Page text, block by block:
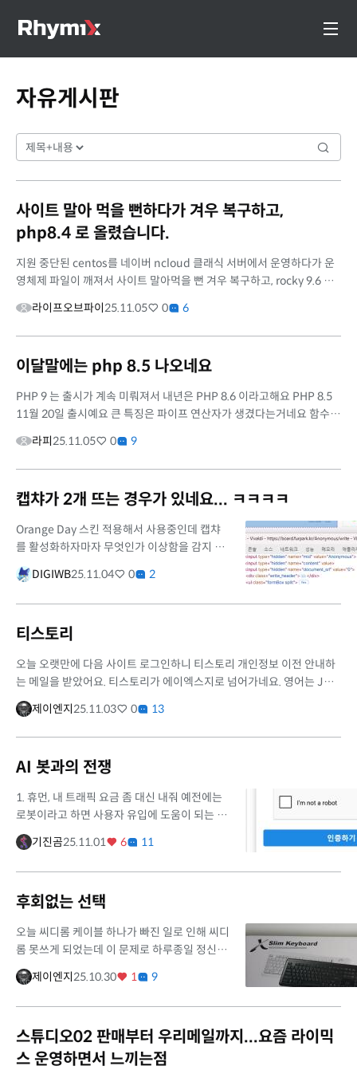
자유게시판
사이트 말아 먹을 뻔하다가 겨우 복구하고,
php8.4 로 올렸습니다.
지원 중단된 centos를 네이버 ncloud 클래식 서버에서 운영하다가 운
영체제 파일이 깨져서 사이트 말아먹을 뻔 겨우 복구하고, rocky 9.6 으
먼...
라이프오브파이25.11.05 0 6
이달말에는 php 8.5 나오네요
PHP 9 는 출시가 계속 미뤄져서 내년은 PHP 8.6 이라고해요 PHP 8.5
11월 20일 출시예요 큰 특징은 파이프 연산자가 생겼다는거네요 함수형
string. '; ...
라피25.11.05 0 9
캡챠가 2개 뜨는 경우가 있네요... ㅋㅋㅋㅋ
Orange Day 스킨 적용해서 사용중인데 캡챠
를 활성화하자마자 무엇인가 이상함을 감지 2
개가 떠 주시네요 ㅋㅋㅋㅋㅋ;; 캡챠 적용전에
이미 주의사항을 봐뒀기에 스킨 파일을 직접 수
DIGIWB25.11.04 0 2
티스토리
오늘 오랫만에 다음 사이트 로그인하니 티스토리 개인정보 이전 안내하
는 메일을 받았어요. 티스토리가 에이엑스지로 넘어가네요. 영어는 JNG
처럼 세글자 AXZ네요. 에이엑스지 주소를 보니 제가 사는 분당에 있는
판...
제이엔지25.11.03 0 13
AI 봇과의 전쟁
1. 휴먼, 내 트래픽 요금 좀 대신 내줘 예전에는
로봇이라고 하면 사용자 유입에 도움이 되는 구
글이나 네이버 등의 검색로봇과, 다른 사이트의
게시물을 무단 복제하기 위한 (흔히 "파싱"이라
기진곰25.11.01 6 11
후회없는 선택
오늘 씨디롬 케이블 하나가 빠진 일로 인해 씨디
롬 못쓰게 되었는데 이 문제로 하루종일 정신없
이 보냈네요. 어제 주문한 아이락스 키보드 아까
낮에 왔는데 지금 이 시간이 되어서야 새거 키보
제이엔지25.10.30 1 9
스튜디오02 판매부터 우리메일까지...요즘 라이믹
스 운영하면서 느끼는점